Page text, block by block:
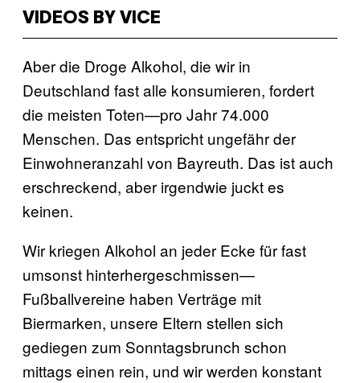
VIDEOS BY VICE
Aber die Droge Alkohol, die wir in
Deutschland fast alle konsumieren, fordert
die meisten Toten—pro Jahr 74.000
Menschen. Das entspricht ungefähr der
Einwohneranzahl von Bayreuth. Das ist auch
erschreckend, aber irgendwie juckt es
keinen.
Wir kriegen Alkohol an jeder Ecke für fast
umsonst hinterhergeschmissen—
Fußballvereine haben Verträge mit
Biermarken, unsere Eltern stellen sich
gediegen zum Sonntagsbrunch schon
mittags einen rein, und wir werden konstant